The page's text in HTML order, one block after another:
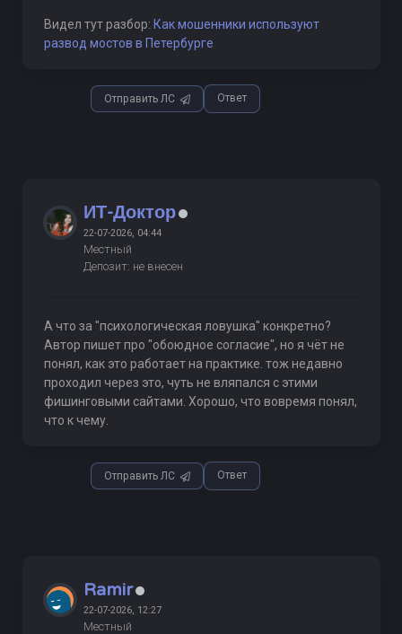
Видел тут разбор: Как мошенники используют
развод мостов в Петербурге
Отправить ЛС Ответ
ИТ-Доктор
22-07-2026, 04:44
Местный
Депозит: не внесен
А что за "психологическая ловушка" конкретно?
Автор пишет про "обоюдное согласие", но я чёт не
понял, как это работает на практике. тож недавно
проходил через это, чуть не вляпался с этими
фишинговыми сайтами. Хорошо, что вовремя понял,
что к чему.
Отправить ЛС Ответ
Ramir
22-07-2026, 12:27
Местный